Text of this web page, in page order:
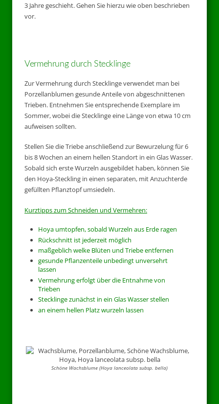
3 Jahre geschieht. Gehen Sie hierzu wie oben beschrieben
vor.
Vermehrung durch Stecklinge
Zur Vermehrung durch Stecklinge verwendet man bei
Porzellanblumen gesunde Anteile von abgeschnittenen
Trieben. Entnehmen Sie entsprechende Exemplare im
Sommer, wobei die Stecklinge eine Länge von etwa 10 cm
aufweisen sollten.
Stellen Sie die Triebe anschließend zur Bewurzelung für 6
bis 8 Wochen an einem hellen Standort in ein Glas Wasser.
Sobald sich erste Wurzeln ausgebildet haben, können Sie
den Hoya-Steckling in einen separaten, mit Anzuchterde
gefüllten Pflanztopf umsiedeln.
Kurztipps zum Schneiden und Vermehren:
Hoya umtopfen, sobald Wurzeln aus Erde ragen
Rückschnitt ist jederzeit möglich
maßgeblich welke Blüten und Triebe entfernen
gesunde Pflanzenteile unbedingt unversehrt
lassen
Vermehrung erfolgt über die Entnahme von
Trieben
Stecklinge zunächst in ein Glas Wasser stellen
an einem hellen Platz wurzeln lassen
Schöne Wachsblume (Hoya lanceolata subsp. bella)